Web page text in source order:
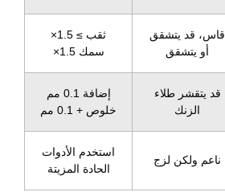
قاس، قد يتشقق
أو يتشقق
ثقب ≥ 1.5×
سمك 1.5×
قد يتقشر طلاء
الزنك
إضافة 0.1 مم
خلوص + 0.1 مم
ناعم ولكن لزج
استخدم الأدوات
الحادة المزيتة